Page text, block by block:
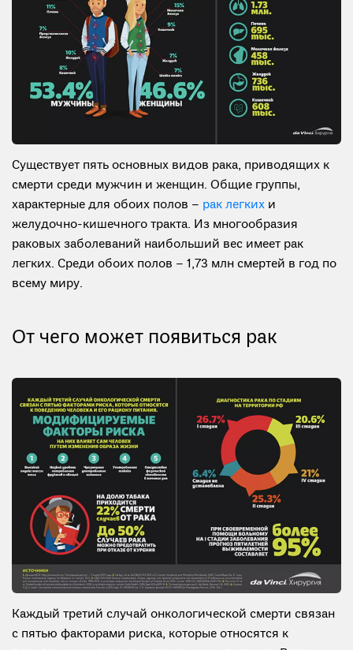
Существует пять основных видов рака, приводящих к
смерти среди мужчин и женщин. Общие группы,
характерные для обоих полов – рак легких и
желудочно-кишечного тракта. Из многообразия
раковых заболеваний наибольший вес имеет рак
легких. Среди обоих полов – 1,73 млн смертей в год по
всему миру.
От чего может появиться рак
Каждый третий случай онкологической смерти связан
с пятью факторами риска, которые относятся к